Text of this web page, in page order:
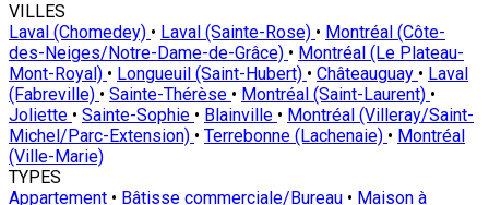
VILLES
Laval (Chomedey) • Laval (Sainte-Rose) • Montréal (Côte-
des-Neiges/Notre-Dame-de-Grâce) • Montréal (Le Plateau-
Mont-Royal) • Longueuil (Saint-Hubert) • Châteauguay • Laval
(Fabreville) • Sainte-Thérèse • Montréal (Saint-Laurent) •
Joliette • Sainte-Sophie • Blainville • Montréal (Villeray/Saint-
Michel/Parc-Extension) • Terrebonne (Lachenaie) • Montréal
(Ville-Marie)
TYPES
Appartement • Bâtisse commerciale/Bureau • Maison à